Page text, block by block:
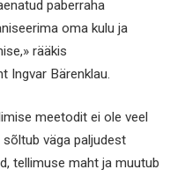
paberraha
oma kulu ja
rääkis
Ingvar Bärenklau.
meetodit ei ole veel
väga paljudest
tellimuse maht ja muutub